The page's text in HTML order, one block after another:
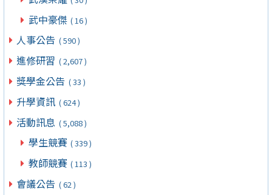
武中豪傑 ( 16 )
人事公告 ( 590 )
進修研習 ( 2,607 )
獎學金公告 ( 33 )
升學資訊 ( 624 )
活動訊息 ( 5,088 )
學生競賽 ( 339 )
教師競賽 ( 113 )
會議公告 ( 62 )